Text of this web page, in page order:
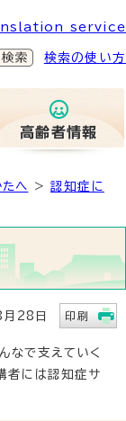
service
検索の使い方
へ >認知症に
28日 印刷
なで支えていく
者には認知症サ